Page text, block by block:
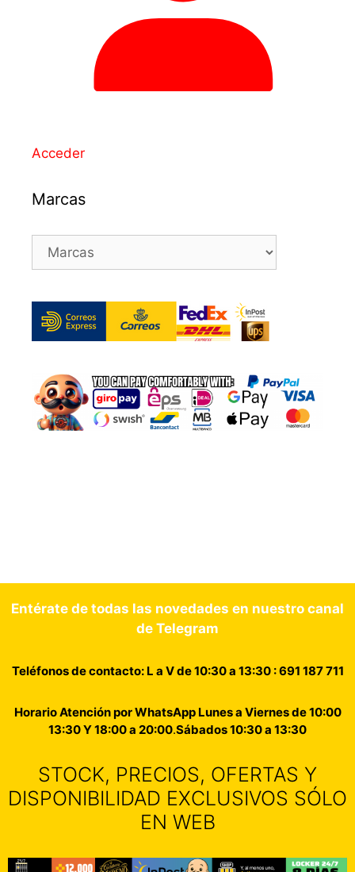
Acceder
Marcas
Entérate de todas las novedades en nuestro canal
de Telegram
Teléfonos de contacto: L a V de 10:30 a 13:30 : 691 187 711
Horario Atención por WhatsApp Lunes a Viernes de 10:00
13:30 Y 18:00 a 20:00.Sábados 10:30 a 13:30
STOCK, PRECIOS, OFERTAS Y
DISPONIBILIDAD EXCLUSIVOS SÓLO
EN WEB